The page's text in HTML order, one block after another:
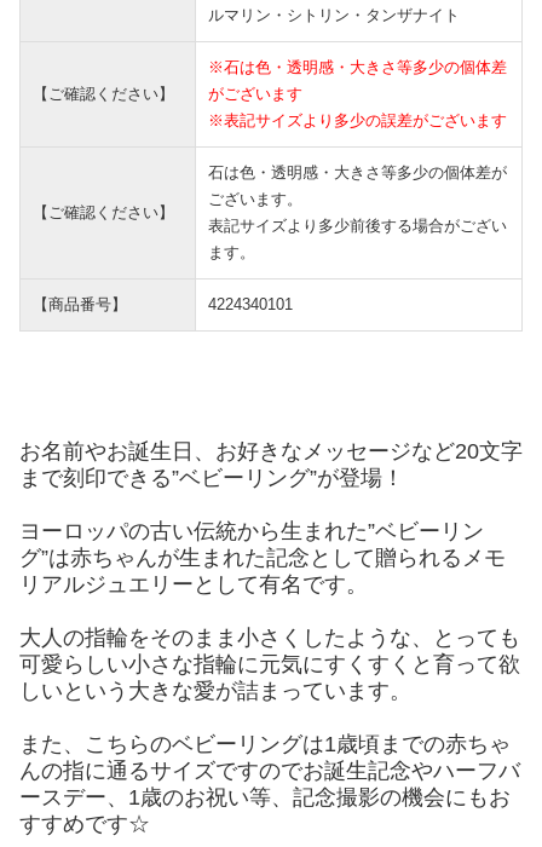
ルマリン・シトリン・タンザナイト
【ご確認ください】
※石は色・透明感・大きさ等多少の個体差
がございます
※表記サイズより多少の誤差がございます
【ご確認ください】
石は色・透明感・大きさ等多少の個体差が
ございます。
表記サイズより多少前後する場合がござい
ます。
【商品番号】 4224340101
お名前やお誕生日、お好きなメッセージなど20文字
まで刻印できる”ベビーリング”が登場！
ヨーロッパの古い伝統から生まれた”ベビーリン
グ”は赤ちゃんが生まれた記念として贈られるメモ
リアルジュエリーとして有名です。
大人の指輪をそのまま小さくしたような、とっても
可愛らしい小さな指輪に元気にすくすくと育って欲
しいという大きな愛が詰まっています。
また、こちらのベビーリングは1歳頃までの赤ちゃ
んの指に通るサイズですのでお誕生記念やハーフバ
ースデー、1歳のお祝い等、記念撮影の機会にもお
すすめです☆